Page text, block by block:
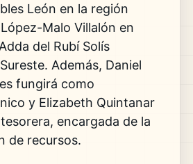
León en la región
Malo Villalón en
del Rubí Solís
Además, Daniel
fungirá como
y Elizabeth Quintanar
encargada de la
de recursos.